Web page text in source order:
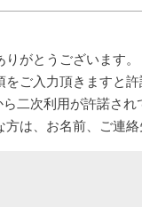
がとうございます。
をご入力頂きますと
ら二次利用が許諾さ
方は、お名前、ご連